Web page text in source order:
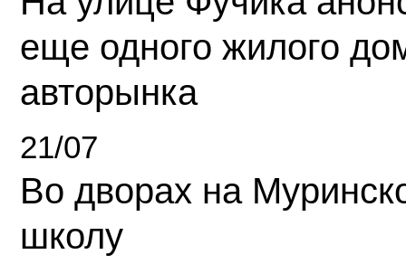
еще одного жилого
авторынка
21/07
Во дворах на
школу